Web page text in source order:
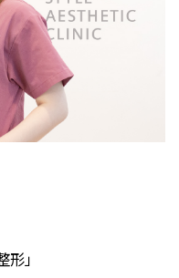
」